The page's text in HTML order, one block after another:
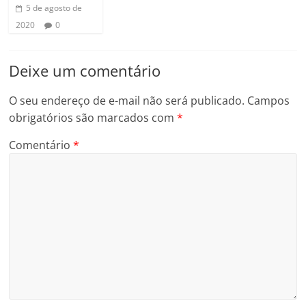
5 de agosto de
2020
0
Deixe um comentário
O seu endereço de e-mail não será publicado. Campos
obrigatórios são marcados com*
Comentário*